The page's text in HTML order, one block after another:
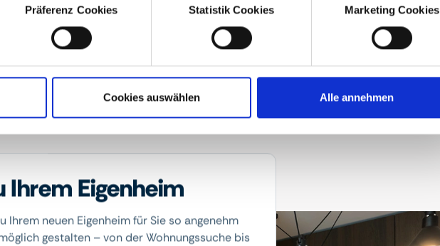
Präferenz Cookies Statistik Cookies Marketing Cookies
Cookies auswählen Alle annehmen
Grundbucheintragungsgeb
ühren
Ihrem Eigenheim
Ihrem neuen Eigenheim für Sie so angenehm
gestalten – von der Wohnungssuche bis